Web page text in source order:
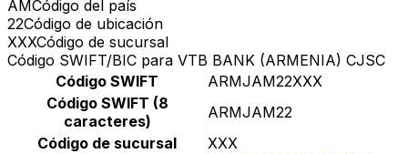
AMCódigo del país
22Código de ubicación
XXXCódigo de sucursal
Código SWIFT/BIC para VTB BANK (ARMENIA) CJSC
Código SWIFT
ARMJAM22XXX
Código SWIFT (8
caracteres)
ARMJAM22
Código de sucursal
XXX